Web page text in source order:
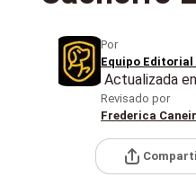
Por
Equipo Editorial
Actualizada en
Revisado por
Frederica